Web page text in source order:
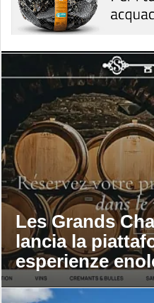
Les Grands
lancia la
esperienze
maison